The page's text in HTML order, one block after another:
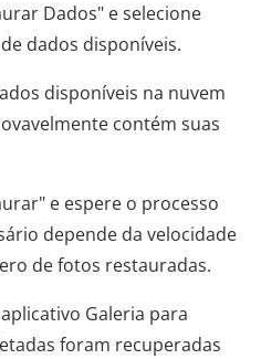
Dados" e selecione
dados disponíveis.
disponíveis na nuvem
contém suas
e espere o processo
depende da velocidade
de fotos restauradas.
Galeria para
foram recuperadas